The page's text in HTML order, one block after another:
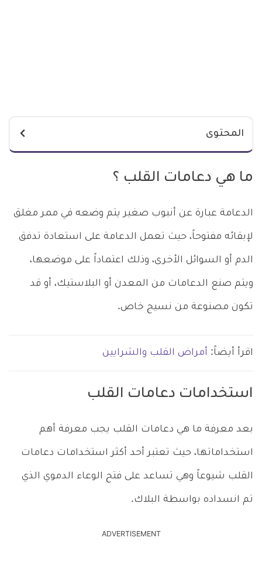
المحتوى
ما هي دعامات القلب ؟
الدعامة عبارة عن أنبوب صغير يتم وضعه في ممر مغلق
لإبقائه مفتوحاً، حيث تعمل الدعامة على استعادة تدفق
الدم أو السوائل الأخرى، وذلك اعتماداً على موضعها،
ويتم صنع الدعامات من المعدن أو البلاستيك، أو قد
تكون مصنوعة من نسيج خاص.
اقرأ أيضاً: أمراض القلب والشرايين
استخدامات دعامات القلب
بعد معرفة ما هي دعامات القلب يجب معرفة أهم
استخداماتها، حيث تعتبر أحد أكثر استخدامات دعامات
القلب شيوعاً وهي تساعد على فتح الوعاء الدموي الذي
تم انسداده بواسطة البلاك.
ADVERTISEMENT